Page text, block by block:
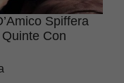
Spiffera
Con